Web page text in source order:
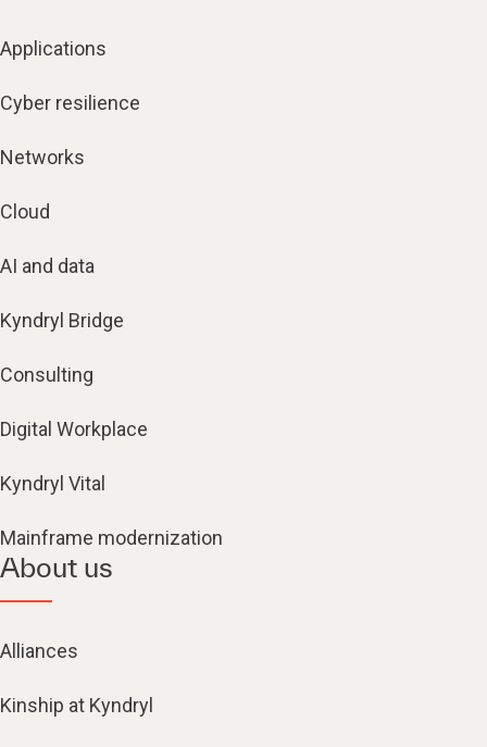
Applications
Cyber resilience
Networks
Cloud
AI and data
Kyndryl Bridge
Consulting
Digital Workplace
Kyndryl Vital
Mainframe modernization
About us
Alliances
Kinship at Kyndryl